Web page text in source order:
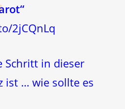
2jCQnLq
Schritt in dieser
ist … wie sollte es